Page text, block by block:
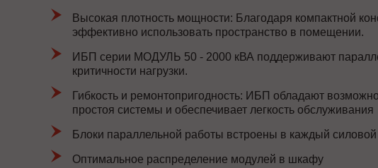
Высокая плотность мощности: Благодаря компактной
эффективно использовать пространство в помещении.
ИБП серии МОДУЛЬ 50 - 2000 кВА поддерживают
критичности нагрузки.
Гибкость и ремонтопригодность: ИБП обладают
простоя системы и обеспечивает легкость обслуживания
Блоки параллельной работы встроены в каждый
Оптимальное распределение модулей в шкафу